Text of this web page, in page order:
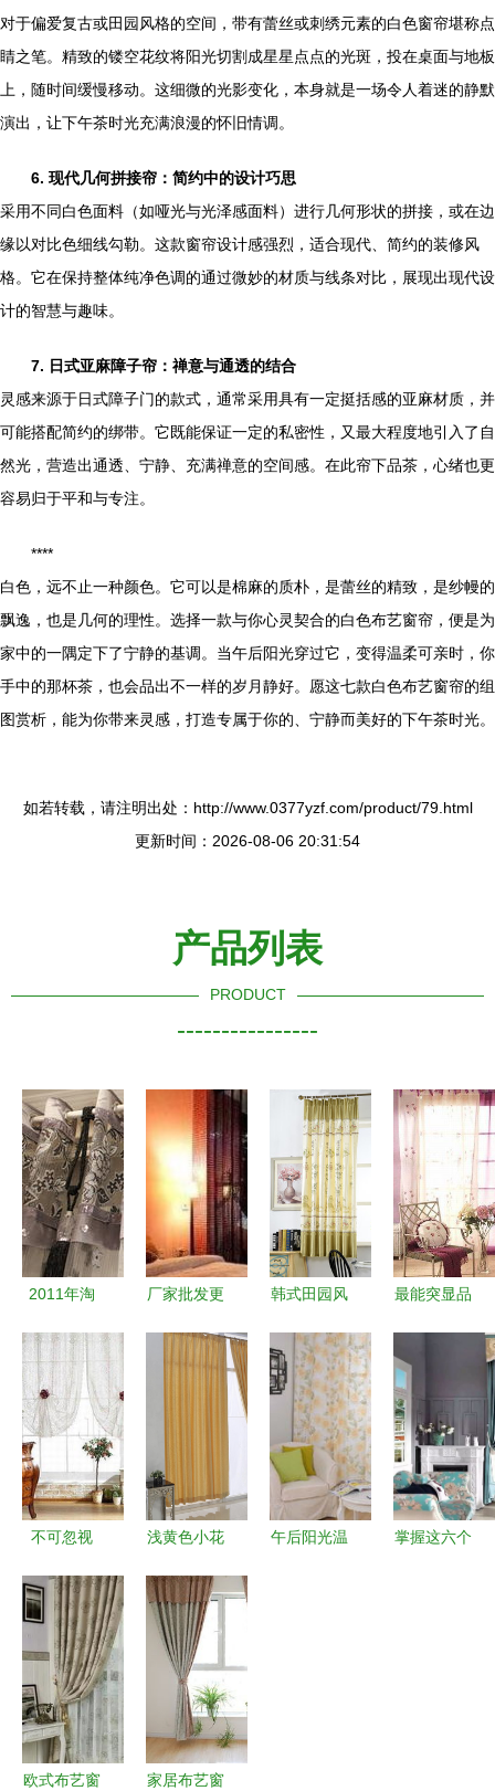
对于偏爱复古或田园风格的空间，带有蕾丝或刺绣元素的白色窗帘堪称点
睛之笔。精致的镂空花纹将阳光切割成星星点点的光斑，投在桌面与地板
上，随时间缓慢移动。这细微的光影变化，本身就是一场令人着迷的静默
演出，让下午茶时光充满浪漫的怀旧情调。
6. 现代几何拼接帘：简约中的设计巧思
采用不同白色面料（如哑光与光泽感面料）进行几何形状的拼接，或在边
缘以对比色细线勾勒。这款窗帘设计感强烈，适合现代、简约的装修风
格。它在保持整体纯净色调的通过微妙的材质与线条对比，展现出现代设
计的智慧与趣味。
7. 日式亚麻障子帘：禅意与通透的结合
灵感来源于日式障子门的款式，通常采用具有一定挺括感的亚麻材质，并
可能搭配简约的绑带。它既能保证一定的私密性，又最大程度地引入了自
然光，营造出通透、宁静、充满禅意的空间感。在此帘下品茶，心绪也更
容易归于平和与专注。
****
白色，远不止一种颜色。它可以是棉麻的质朴，是蕾丝的精致，是纱幔的
飘逸，也是几何的理性。选择一款与你心灵契合的白色布艺窗帘，便是为
家中的一隅定下了宁静的基调。当午后阳光穿过它，变得温柔可亲时，你
手中的那杯茶，也会品出不一样的岁月静好。愿这七款白色布艺窗帘的组
图赏析，能为你带来灵感，打造专属于你的、宁静而美好的下午茶时光。
如若转载，请注明出处：http://www.0377yzf.com/product/79.html
更新时间：2026-08-06 20:31:54
产品列表
PRODUCT
----------------
2011年淘
布艺产品排
行榜 布艺
窗帘潮流解
厂家批发更
窗帘到乐居
韩式田园风
小清新碎花
的温柔叙事
最能突显品
帘褶皱方式
- 布艺床品
义乌网专业
推荐
不可忽视
式和布料并
重
浅黄色小花
艺半遮光窗
帘 6×2.65
米的温柔光
影艺术
午后阳光温
掌握这六个
欧式布艺窗 家居布艺窗